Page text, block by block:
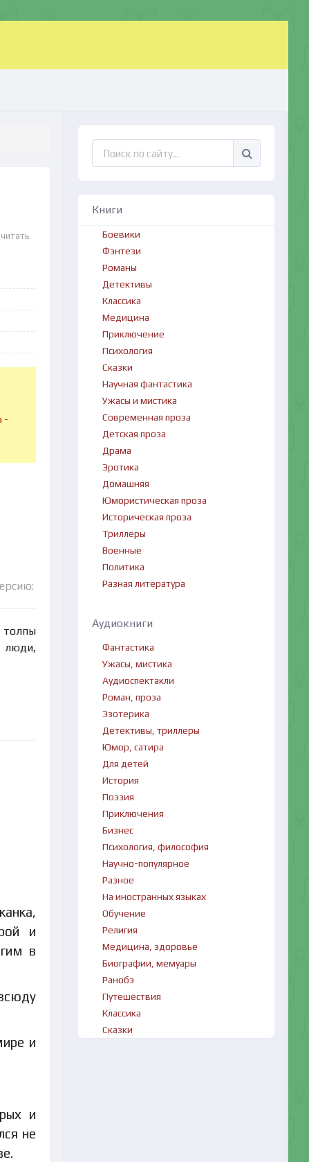
-
толпы
люди,
и
в
и
и
не
Книги
Боевики
Фэнтези
Романы
Детективы
Классика
Медицина
Приключение
Психология
Сказки
Научная фантастика
Ужасы и мистика
Современная проза
Детская проза
Драма
Эротика
Домашняя
Юмористическая проза
Историческая проза
Триллеры
Военные
Политика
Разная литература
Аудиокниги
Фантастика
Ужасы, мистика
Аудиоспектакли
Роман, проза
Эзотерика
Детективы, триллеры
Юмор, сатира
Для детей
История
Поэзия
Приключения
Бизнес
Психология, философия
Научно-популярное
Разное
На иностранных языках
Обучение
Религия
Медицина, здоровье
Биографии, мемуары
Ранобэ
Путешествия
Классика
Сказки